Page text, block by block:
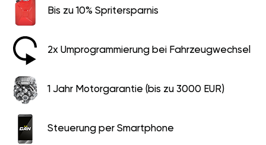
Bis zu 10% Spritersparnis
2x Umprogrammierung bei Fahrzeugwechsel
1 Jahr Motorgarantie (bis zu 3000 EUR)
Steuerung per Smartphone